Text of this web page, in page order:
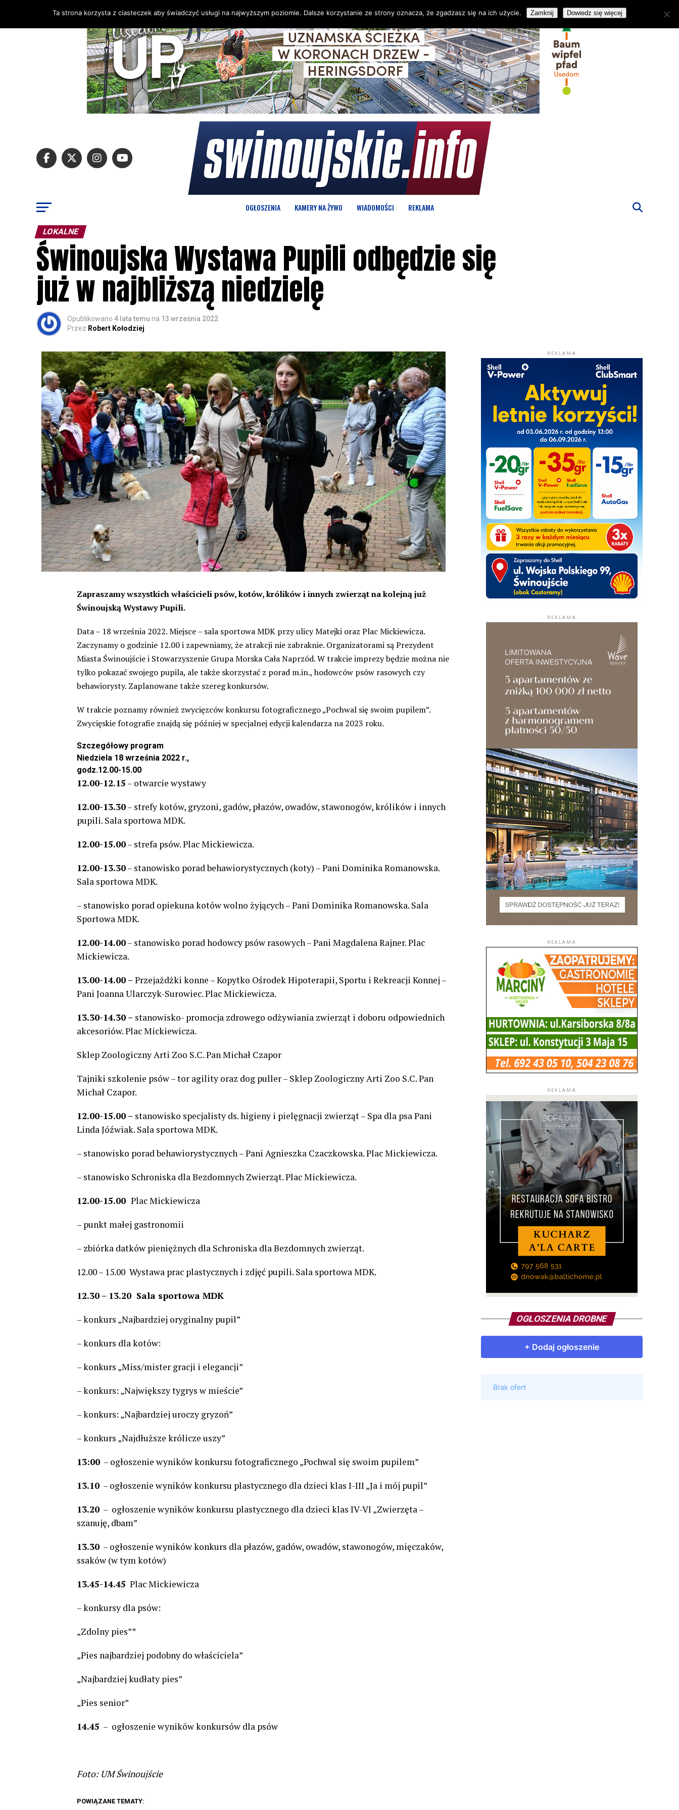
OGŁOSZENIA KAMERY NA ŻYWO WIADOMOŚCI REKLAMA
LOKALNE
Świnoujska Wystawa Pupili odbędzie się
już w najbliższą niedzielę
Opublikowano 4 lata temu na 13 września 2022
Przez Robert Kołodziej
Zapraszamy wszystkich właścicieli psów, kotów, królików i innych zwierząt na kolejną już
Świnoujską Wystawy Pupili.
Data – 18 września 2022. Miejsce – sala sportowa MDK przy ulicy Matejki oraz Plac Mickiewicza.
Zaczynamy o godzinie 12.00 i zapewniamy, że atrakcji nie zabraknie. Organizatorami są Prezydent
Miasta Świnoujście i Stowarzyszenie Grupa Morska Cała Naprzód.W trakcie imprezy będzie można nie
tylko pokazać swojego pupila, ale także skorzystać z porad m.in., hodowców psów rasowych czy
behawiorysty. Zaplanowane także szereg konkursów.
W trakcie poznamy również zwycięzców konkursu fotograficznego „Pochwal się swoim pupilem”.
Zwycięskie fotografie znajdą się później w specjalnej edycji kalendarza na 2023 roku.
Szczegółowy program
Niedziela 18 września 2022 r.,
godz.12.00-15.00
12.00-12.15 – otwarcie wystawy
12.00-13.30– strefy kotów, gryzoni, gadów, płazów, owadów, stawonogów, królików i innych
pupili. Sala sportowa MDK.
12.00-15.00– strefa psów. Plac Mickiewicza.
12.00-13.30– stanowisko porad behawiorystycznych (koty) – Pani Dominika Romanowska.
Sala sportowa MDK.
– stanowisko porad opiekuna kotów wolno żyjących – Pani Dominika Romanowska. Sala
Sportowa MDK.
12.00-14.00– stanowisko porad hodowcy psów rasowych – Pani Magdalena Rajner. Plac
Mickiewicza.
13.00-14.00 – Przejażdżki konne – Kopytko Ośrodek Hipoterapii, Sportu i Rekreacji Konnej –
Pani Joanna Ularczyk-Surowiec. Plac Mickiewicza.
13.30-14.30 – stanowisko- promocja zdrowego odżywiania zwierząt i doboru odpowiednich
akcesoriów. Plac Mickiewicza.
Sklep Zoologiczny Arti Zoo S.C. Pan Michał Czapor
Tajniki szkolenie psów – tor agility oraz dog puller – Sklep Zoologiczny Arti Zoo S.C. Pan
Michał Czapor.
12.00-15.00 – stanowisko specjalisty ds. higieny i pielęgnacji zwierząt – Spa dla psa Pani
Linda Jóźwiak. Sala sportowa MDK.
– stanowisko porad behawiorystycznych – Pani Agnieszka Czaczkowska. Plac Mickiewicza.
– stanowisko Schroniska dla Bezdomnych Zwierząt. Plac Mickiewicza.
12.00-15.00 Plac Mickiewicza
– punkt małej gastronomii
– zbiórka datków pieniężnych dla Schroniska dla Bezdomnych zwierząt.
12.00 – 15.00 Wystawa prac plastycznych i zdjęć pupili. Sala sportowa MDK.
12.30 – 13.20 Sala sportowa MDK
– konkurs „Najbardziej oryginalny pupil”
– konkurs dla kotów:
– konkurs „Miss/mister gracji i elegancji”
– konkurs: „Największy tygrys w mieście”
– konkurs: „Najbardziej uroczy gryzoń”
– konkurs „Najdłuższe królicze uszy”
13:00 – ogłoszenie wyników konkursu fotograficznego „Pochwal się swoim pupilem”
13.10 – ogłoszenie wyników konkursu plastycznego dla dzieci klas I-III „Ja i mój pupil”
13.20 – ogłoszenie wyników konkursu plastycznego dla dzieci klas IV-VI „Zwierzęta –
szanuję, dbam”
13.30 – ogłoszenie wyników konkurs dla płazów, gadów, owadów, stawonogów, mięczaków,
ssaków (w tym kotów)
13.45-14.45 Plac Mickiewicza
– konkursy dla psów:
„Zdolny pies”*
„Pies najbardziej podobny do właściciela”
„Najbardziej kudłaty pies”
„Pies senior”
14.45 – ogłoszenie wyników konkursów dla psów
Foto: UM Świnoujście
POWIĄZANE TEMATY:
REKLAMA
REKLAMA
REKLAMA
REKLAMA
OGŁOSZENIA DROBNE
Ta strona korzysta z ciasteczek aby świadczyć usługi na najwyższym poziomie. Dalsze korzystanie ze strony oznacza, że zgadzasz się na ich użycie. Zamknij Dowiedz się więcej